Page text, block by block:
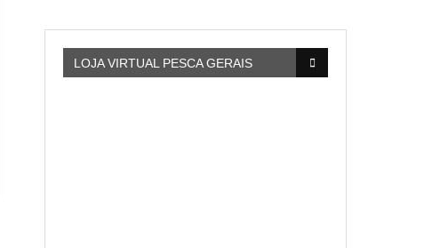
LOJA VIRTUAL PESCA GERAIS